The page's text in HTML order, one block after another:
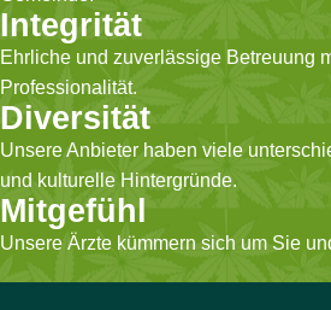
Integrität
Ehrliche und zuverlässige Betreuung
Professionalität.
Diversität
Unsere Anbieter haben viele
und kulturelle Hintergründe.
Mitgefühl
Unsere Ärzte kümmern sich um Sie